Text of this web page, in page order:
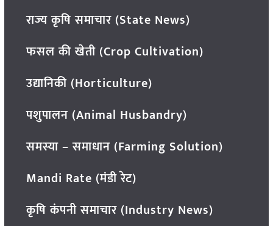
राज्य कृषि समाचार (State News)
फसल की खेती (Crop Cultivation)
उद्यानिकी (Horticulture)
पशुपालन (Animal Husbandry)
समस्या – समाधान (Farming Solution)
Mandi Rate (मंडी रेट)
कृषि कंपनी समाचार (Industry News)